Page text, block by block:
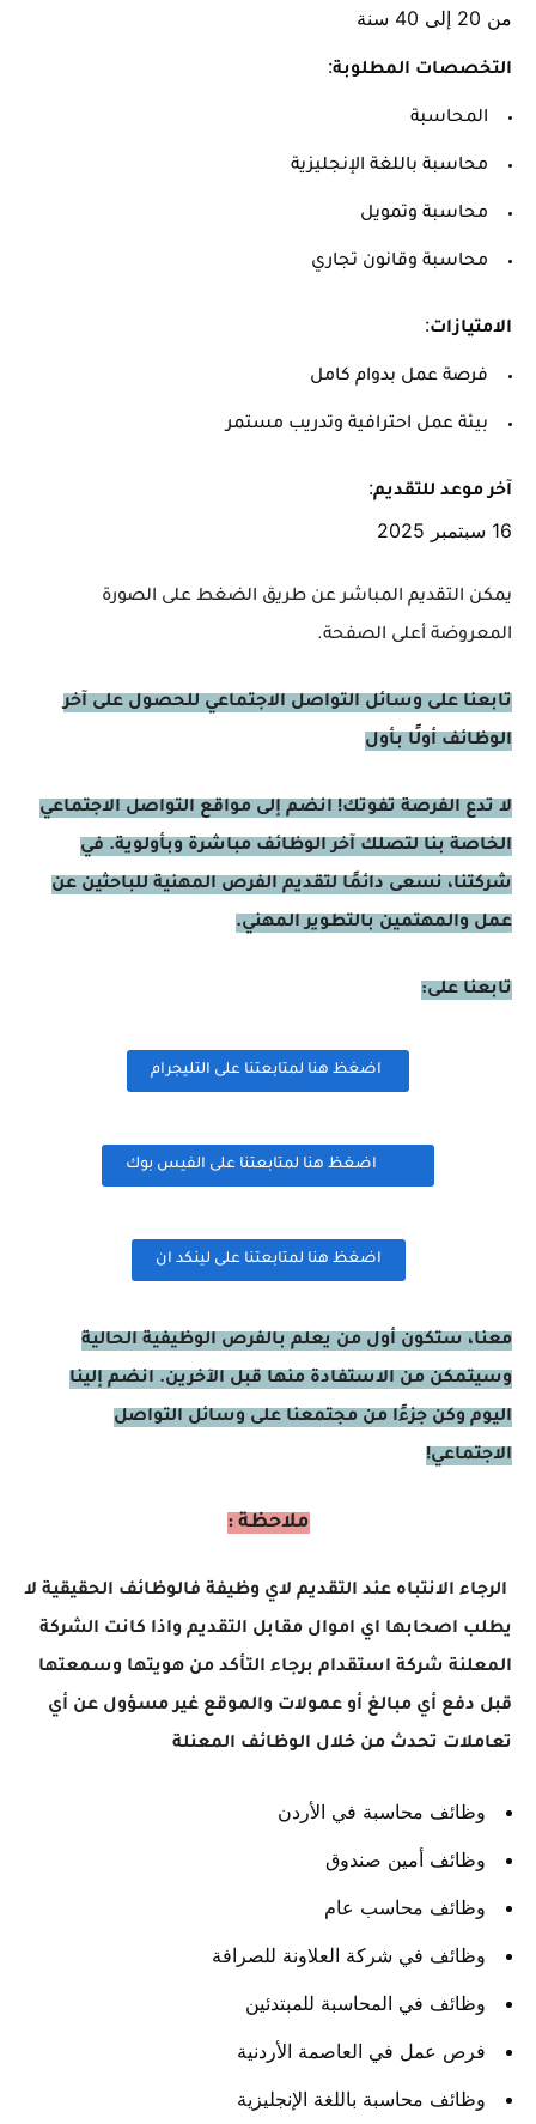
من 20 إلى 40 سنة
التخصصات المطلوبة:
المحاسبة
محاسبة باللغة الإنجليزية
محاسبة وتمويل
محاسبة وقانون تجاري
الامتيازات:
فرصة عمل بدوام كامل
بيئة عمل احترافية وتدريب مستمر
آخر موعد للتقديم:
16 سبتمبر 2025
يمكن التقديم المباشر عن طريق الضغط على الصورة
المعروضة أعلى الصفحة.
تابعنا على وسائل التواصل الاجتماعي للحصول على آخر
الوظائف أولًا بأول
لا تدع الفرصة تفوتك! انضم إلى مواقع التواصل الاجتماعي
الخاصة بنا لتصلك آخر الوظائف مباشرة وبأولوية. في
شركتنا، نسعى دائمًا لتقديم الفرص المهنية للباحثين عن
عمل والمهتمين بالتطوير المهني.
تابعنا على:
اضغظ هنا لمتابعتنا على التليجرام
اضغظ هنا لمتابعتنا على الفيس بوك
اضغظ هنا لمتابعتنا على لينكد ان
معنا، ستكون أول من يعلم بالفرص الوظيفية الحالية
وسيتمكن من الاستفادة منها قبل الآخرين. انضم إلينا
اليوم وكن جزءًا من مجتمعنا على وسائل التواصل
الاجتماعي!
ملاحظة :
الرجاء الانتباه عند التقديم لاي وظيفة فالوظائف الحقيقية لا
يطلب اصحابها اي اموال مقابل التقديم واذا كانت الشركة
المعلنة شركة استقدام برجاء التأكد من هويتها وسمعتها
قبل دفع أي مبالغ أو عمولات والموقع غير مسؤول عن أي
تعاملات تحدث من خلال الوظائف المعنلة
وظائف محاسبة في الأردن
وظائف أمين صندوق
وظائف محاسب عام
وظائف في شركة العلاونة للصرافة
وظائف في المحاسبة للمبتدئين
فرص عمل في العاصمة الأردنية
وظائف محاسبة باللغة الإنجليزية